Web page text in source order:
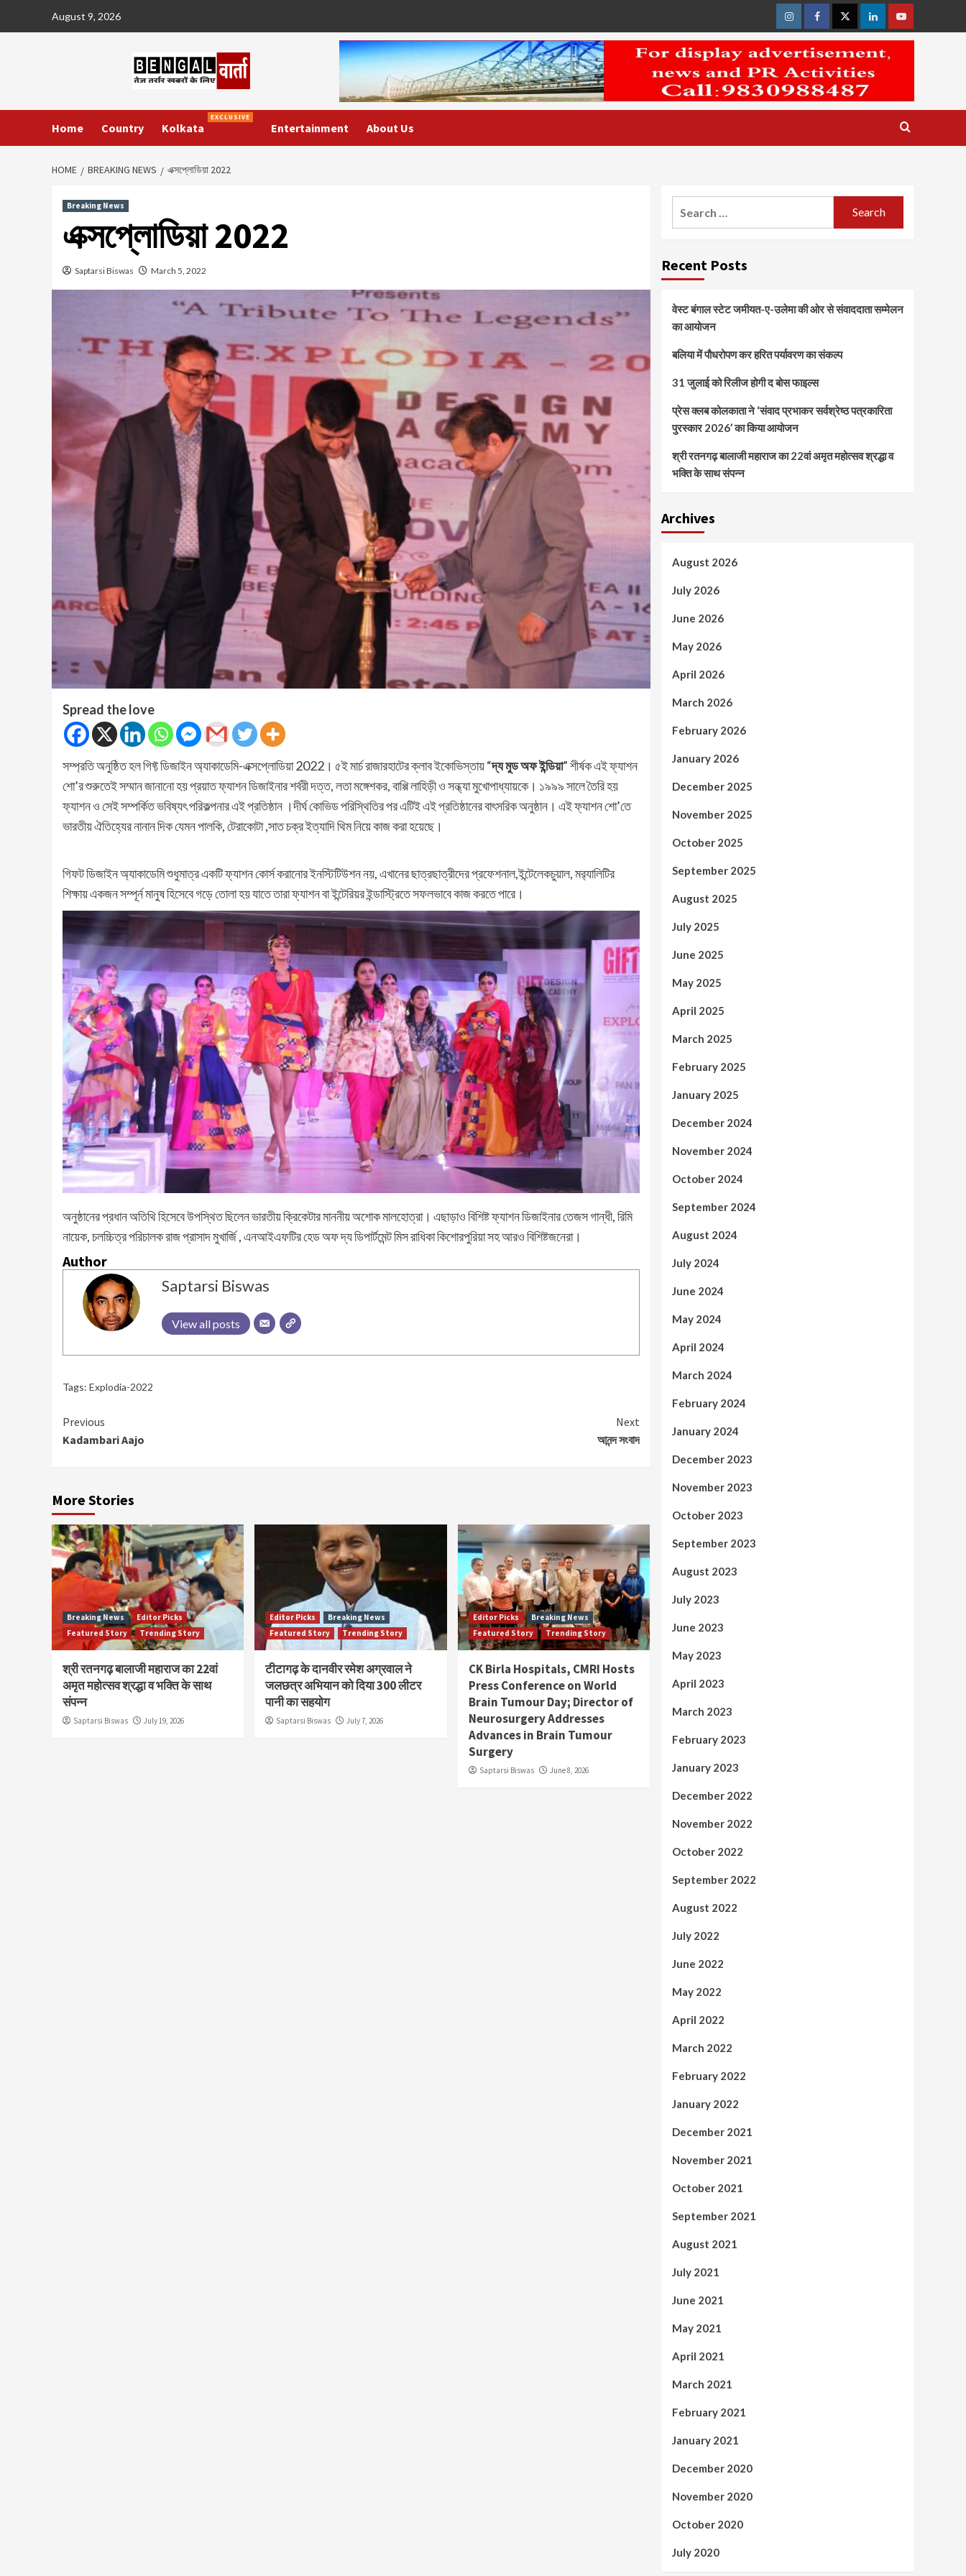
August 9, 2026
InstagramFacebookTwitterLinkedinYoutube
Home Country Kolkata
EXCLUSIVE
Entertainment About Us
HOME BREAKING NEWS এক্সপ্লোডিয়া 2022
Breaking News
এক্সপ্লোডিয়া 2022
Saptarsi Biswas March 5, 2022
Spread the love
সম্প্রতি অনুষ্ঠিত হল গিফ্ট ডিজাইন অ্যাকাডেমি-এক্সপ্লোডিয়া 2022। ৫ই মার্চ রাজারহাটের ক্লাব ইকোভিস্তায় “দ্য মুড অফ ইন্ডিয়া” শীর্ষক এই ফ্যাশন
শো’র শুরুতেই সম্মান জানানো হয় প্রয়াত ফ্যাশন ডিজাইনার শর্বরী দত্ত, লতা মঙ্গেশকর, বাপ্পি লাহিড়ী ও সন্ধ্যা মুখোপাধ্যায়কে। ১৯৯৯ সালে তৈরি হয়
ফ্যাশন ও সেই সম্পর্কিত ভবিষ্যৎ পরিকল্পনার এই প্রতিষ্ঠান ।দীর্ঘ কোভিড পরিস্থিতির পর এটিই এই প্রতিষ্ঠানের বাৎসরিক অনুষ্ঠান। এই ফ্যাশন শো’তে
ভারতীয় ঐতিহ্যের নানান দিক যেমন পালকি, টেরাকোটা ,সাত চক্র ইত্যাদি থিম নিয়ে কাজ করা হয়েছে।
গিফট ডিজাইন অ্যাকাডেমি শুধুমাত্র একটি ফ্যাশন কোর্স করানোর ইনস্টিটিউশন নয়, এখানের ছাত্রছাত্রীদের প্রফেশনাল,ইন্টেলেকচুয়াল, মর‍্যালিটির
শিক্ষায় একজন সম্পূর্ন মানুষ হিসেবে গড়ে তোলা হয় যাতে তারা ফ্যাশন বা ইন্টেরিয়র ইন্ডাস্ট্রিতে সফলভাবে কাজ করতে পারে।
অনুষ্ঠানের প্রধান অতিথি হিসেবে উপস্থিত ছিলেন ভারতীয় ক্রিকেটার মাননীয় অশোক মালহোত্রা। এছাড়াও বিশিষ্ট ফ্যাশন ডিজাইনার তেজস গান্ধী, রিমি
নায়েক, চলচ্চিত্র পরিচালক রাজ প্রাসাদ মুখার্জি , এনআইএফটির হেড অফ দ্য ডিপার্টমেন্ট মিস রাধিকা কিশোরপুরিয়া সহ আরও বিশিষ্টজনেরা।
Author
Saptarsi Biswas
View all posts
Tags: Explodia-2022
Continue
Reading
Previous
Kadambari Aajo
Next
আনন্দ সংবাদ
More Stories
Breaking News
Editor Picks
Featured Story
Trending Story
श्री रतनगढ़ बालाजी महाराज का 22वां
अमृत महोत्सव श्रद्धा व भक्ति के साथ
संपन्न
Saptarsi Biswas July 19, 2026
Editor Picks
Breaking News
Featured Story
Trending Story
टीटागढ़ के दानवीर रमेश अग्रवाल ने
जलछत्र अभियान को दिया 300 लीटर
पानी का सहयोग
Saptarsi Biswas July 7, 2026
Editor Picks
Breaking News
Featured Story
Trending Story
CK Birla Hospitals, CMRI Hosts
Press Conference on World
Brain Tumour Day; Director of
Neurosurgery Addresses
Advances in Brain Tumour
Surgery
Saptarsi Biswas June 8, 2026
Recent Posts
वेस्ट बंगाल स्टेट जमीयत-ए-उलेमा की ओर से संवाददाता सम्मेलन
का आयोजन
बलिया में पौधरोपण कर हरित पर्यावरण का संकल्प
31 जुलाई को रिलीज होगी द बोस फाइल्स
प्रेस क्लब कोलकाता ने ‘संवाद प्रभाकर सर्वश्रेष्ठ पत्रकारिता
पुरस्कार 2026’ का किया आयोजन
श्री रतनगढ़ बालाजी महाराज का 22वां अमृत महोत्सव श्रद्धा व
भक्ति के साथ संपन्न
Archives
August 2026
July 2026
June 2026
May 2026
April 2026
March 2026
February 2026
January 2026
December 2025
November 2025
October 2025
September 2025
August 2025
July 2025
June 2025
May 2025
April 2025
March 2025
February 2025
January 2025
December 2024
November 2024
October 2024
September 2024
August 2024
July 2024
June 2024
May 2024
April 2024
March 2024
February 2024
January 2024
December 2023
November 2023
October 2023
September 2023
August 2023
July 2023
June 2023
May 2023
April 2023
March 2023
February 2023
January 2023
December 2022
November 2022
October 2022
September 2022
August 2022
July 2022
June 2022
May 2022
April 2022
March 2022
February 2022
January 2022
December 2021
November 2021
October 2021
September 2021
August 2021
July 2021
June 2021
May 2021
April 2021
March 2021
February 2021
January 2021
December 2020
November 2020
October 2020
July 2020